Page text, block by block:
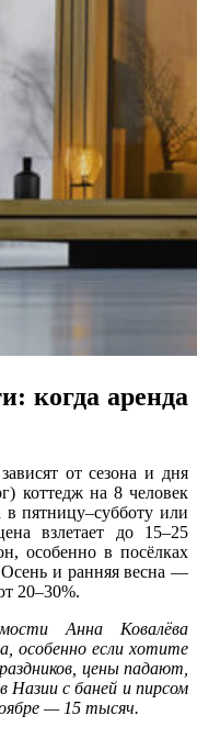
когда аренда
от сезона и дня
коттедж на 8 человек
пятницу–субботу или
взлетает до 15–25
особенно в посёлках
и ранняя весна —
20–30%.
Анна Ковалёва
особенно если хотите
цены падают,
с баней и пирсом
— 15 тысяч.